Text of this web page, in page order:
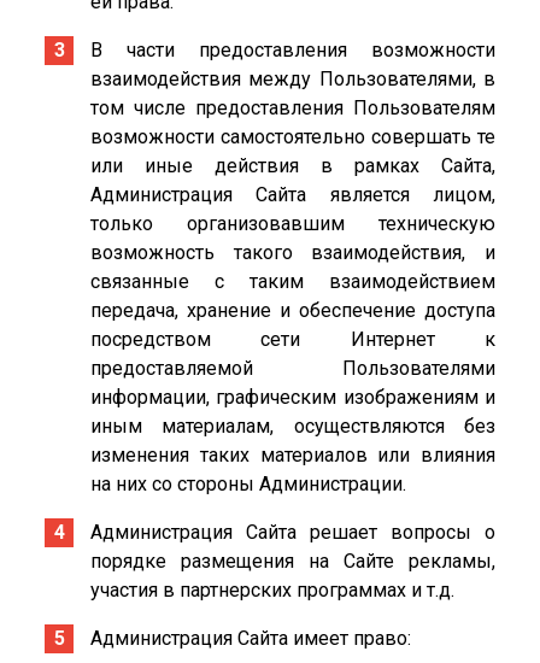
В части предоставления возможности
взаимодействия между Пользователями, в
том числе предоставления Пользователям
возможности самостоятельно совершать те
или иные действия в рамках Сайта,
Администрация Сайта является лицом,
только организовавшим техническую
возможность такого взаимодействия, и
связанные с таким взаимодействием
передача, хранение и обеспечение доступа
посредством сети Интернет к
предоставляемой Пользователями
информации, графическим изображениям и
иным материалам, осуществляются без
изменения таких материалов или влияния
на них со стороны Администрации.
Администрация Сайта решает вопросы о
порядке размещения на Сайте рекламы,
участия в партнерских программах и т.д.
Администрация Сайта имеет право: